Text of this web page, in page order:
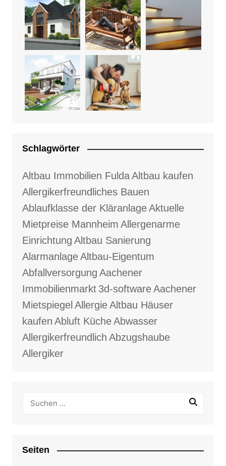
Schlagwörter
Altbau Immobilien FuldaAltbau kaufen
Allergikerfreundliches Bauen
Ablaufklasse der KläranlageAktuelle
Mietpreise Mannheim Allergenarme
Einrichtung Altbau Sanierung
AlarmanlageAltbau-Eigentum
Abfallversorgung Aachener
Immobilienmarkt 3d-softwareAachener
Mietspiegel AllergieAltbau Häuser
kaufen Abluft KücheAbwasser
Allergikerfreundlich Abzugshaube
Allergiker
Seiten